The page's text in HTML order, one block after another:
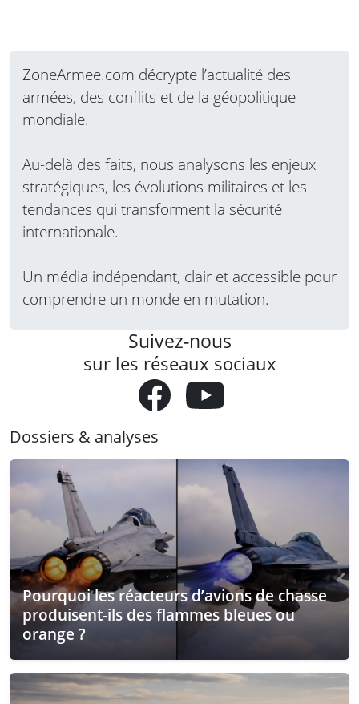
ZoneArmee.com décrypte l’actualité des
armées, des conflits et de la géopolitique
mondiale.
Au-delà des faits, nous analysons les enjeux
stratégiques, les évolutions militaires et les
tendances qui transforment la sécurité
internationale.
Un média indépendant, clair et accessible pour
comprendre un monde en mutation.
Suivez-nous
sur les réseaux sociaux
Dossiers & analyses
Pourquoi les réacteurs d’avions de chasse
produisent-ils des flammes bleues ou
orange ?